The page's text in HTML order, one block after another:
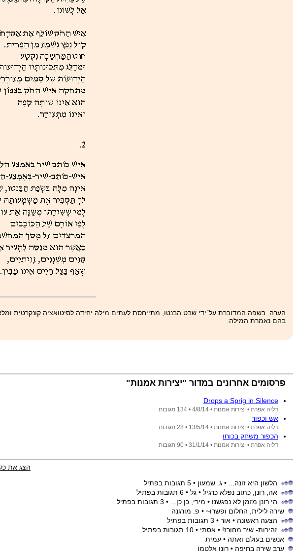
הערה: בשפה המדוברת על־ידי שבט הבנטו, מתייחסת לעתים מילה יחידה לסיטואציה קונקרטית
בהם נאמרת המילה.
פרסומים אחרונים במדור "יצירות אמנות"
Drops a Sprig in Silence
דליה אפרת • יצירות אמנות • 4/8/14 • 134 תגובות
אש וכפור
דליה אפרת • יצירות אמנות • 13/5/14 • 28 תגובות
הכפור משחק בכוחו
דליה אפרת • יצירות אמנות • 31/1/14 • 90 תגובות
הצג את
הלשון היא זונה...
• ג. שמעון • 5 תגובות בפתיל
אה, רונן, כתוב נפלא כרגיל • גל • 6 תגובות בפתיל
הי רונן מזמן לא נפגשנו • מירי, כן כן...
• 3 תגובות בפתיל
שירה לילית, החלום ופשרו~ • פ. מורגנה
הצעה ראשונה • אור • 3 תגובות בפתיל
זהירות- שיר מחורז! • אסתי • 10 תגובות בפתיל
אנשים בעולם ואתה • עמית
ערב שירה בחיפה • רונן אלטמן